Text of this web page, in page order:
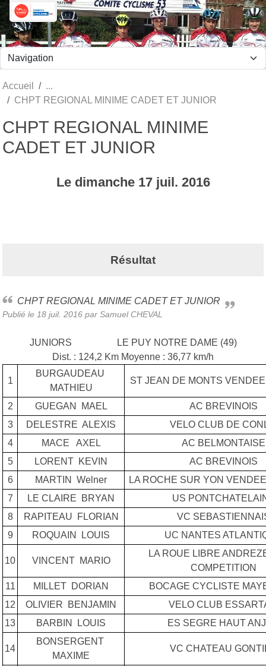
Accueil
CHPT REGIONAL MINIME CADET ET JUNIOR
CHPT REGIONAL MINIME
CADET ET JUNIOR
Le dimanche 17 juil. 2016
Résultat
CHPT REGIONAL MINIME CADET ET JUNIOR
Publié le 18 juil. 2016 par Samuel CHEVAL
JUNIORS LE PUY NOTRE DAME (49)
Dist. : 124,2 Km Moyenne : 36,77 km/h
1
BURGAUDEAU
MATHIEU
ST JEAN DE MONTS
2 GUEGAN MAEL
AC BREVINOIS
3
DELESTRE ALEXIS
VELO CLUB DE
4
MACE AXEL
AC BELMONTAISE
5
LORENT KEVIN
AC BREVINOIS
6
MARTIN Welner
LA ROCHE SUR YON
7
LE CLAIRE BRYAN
US
8
RAPITEAU FLORIAN
VC
9
ROQUAIN LOUIS UC NANTES
10 VINCENT MARIO
LA ROUE LIBRE
COMPETITION
11
MILLET DORIAN
BOCAGE CYCLISTE
12
OLIVIER BENJAMIN
VELO CLUB
13
BARBIN LOUIS ES SEGRE HAUT
14
BONSERGENT
MAXIME
VC CHATEAU
Panneau de gestion des cookies